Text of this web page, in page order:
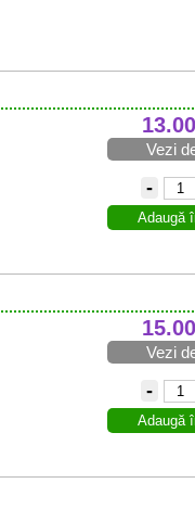
13.00
Vezi
-
Adaugă
15.00
Vezi
-
Adaugă